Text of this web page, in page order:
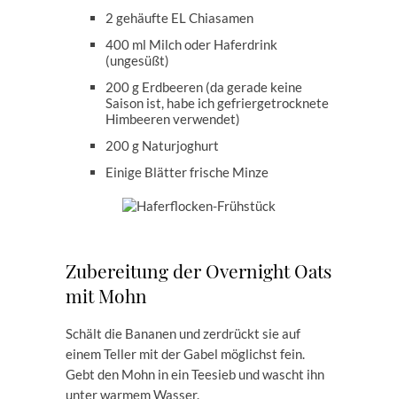
2 gehäufte EL Chiasamen
400 ml Milch oder Haferdrink
(ungesüßt)
200 g Erdbeeren (da gerade keine
Saison ist, habe ich gefriergetrocknete
Himbeeren verwendet)
200 g Naturjoghurt
Einige Blätter frische Minze
Zubereitung der Overnight Oats
mit Mohn
Schält die Bananen und zerdrückt sie auf
einem Teller mit der Gabel möglichst fein.
Gebt den Mohn in ein Teesieb und wascht ihn
unter warmem Wasser.